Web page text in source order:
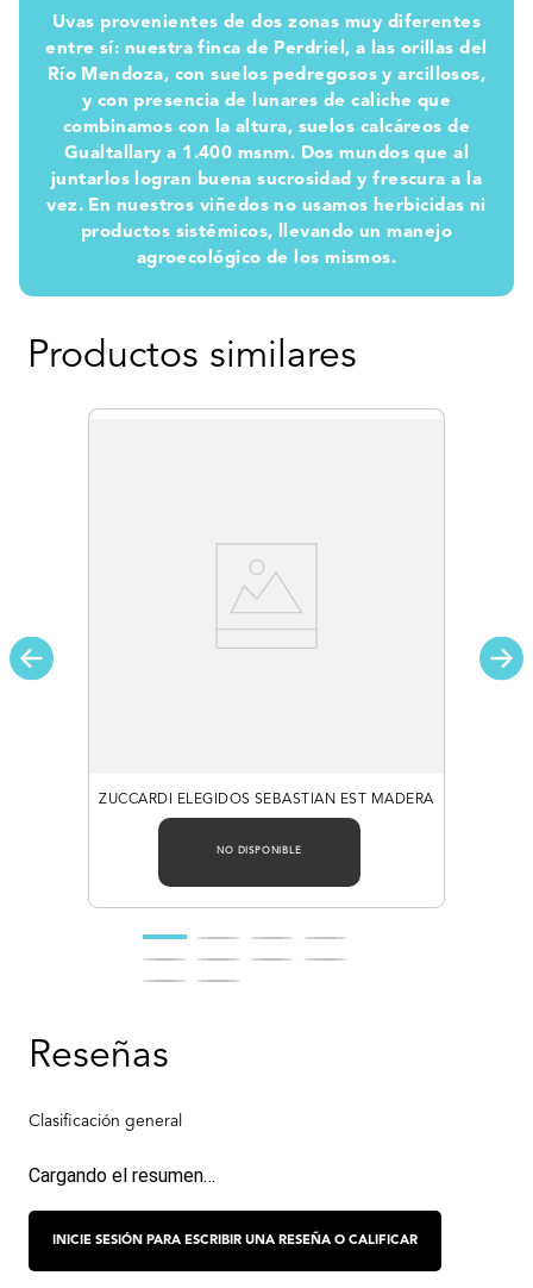
Uvas provenientes de dos zonas muy diferentes
entre sí: nuestra finca de Perdriel, a las orillas del
Río Mendoza, con suelos pedregosos y arcillosos,
y con presencia de lunares de caliche que
combinamos con la altura, suelos calcáreos de
Gualtallary a 1.400 msnm. Dos mundos que al
juntarlos logran buena sucrosidad y frescura a la
vez. En nuestros viñedos no usamos herbicidas ni
productos sistémicos, llevando un manejo
agroecológico de los mismos.
Productos similares
ZUCCARDI ELEGIDOS SEBASTIAN EST MADERA
NO DISPONIBLE
Cargando el resumen…